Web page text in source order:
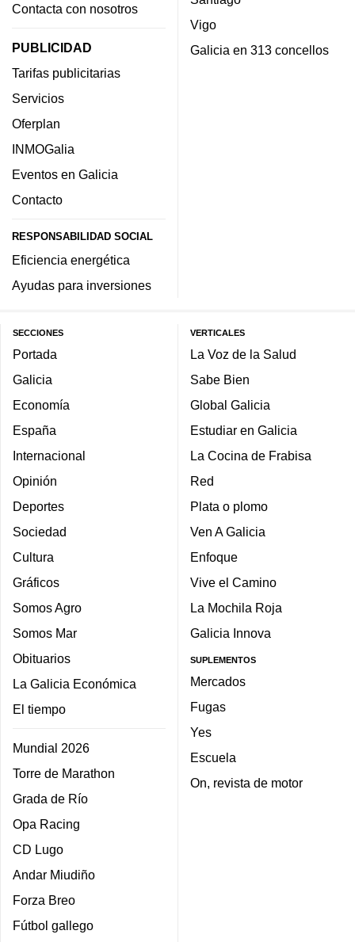
Contacta con nosotros
PUBLICIDAD
Tarifas publicitarias
Servicios
Oferplan
INMOGalia
Eventos en Galicia
Contacto
RESPONSABILIDAD SOCIAL
Eficiencia energética
Ayudas para inversiones
Vigo
Galicia en 313 concellos
SECCIONES
Portada
Galicia
Economía
España
Internacional
Opinión
Deportes
Sociedad
Cultura
Gráficos
Somos Agro
Somos Mar
Obituarios
La Galicia Económica
El tiempo
Mundial 2026
Torre de Marathon
Grada de Río
Opa Racing
CD Lugo
Andar Miudiño
Forza Breo
Fútbol gallego
VERTICALES
La Voz de la Salud
Sabe Bien
Global Galicia
Estudiar en Galicia
La Cocina de Frabisa
Red
Plata o plomo
Ven A Galicia
Enfoque
Vive el Camino
La Mochila Roja
Galicia Innova
SUPLEMENTOS
Mercados
Fugas
Yes
Escuela
On, revista de motor